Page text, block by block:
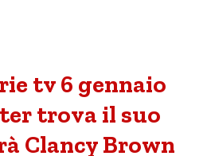
tv 6 gennaio
trova il suo
Clancy Brown